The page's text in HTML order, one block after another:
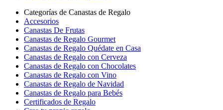
Categorías de Canastas de Regalo
Accesorios
Canastas De Frutas
Canastas de Regalo Gourmet
Canastas de Regalo Quédate en Casa
Canastas de Regalo con Cerveza
Canastas de Regalo con Chocolates
Canastas de Regalo con Vino
Canastas de Regalo de Navidad
Canastas de Regalo para Bebés
Certificados de Regalo